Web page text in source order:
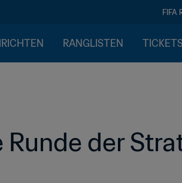
FIFA
RANGLISTEN
der